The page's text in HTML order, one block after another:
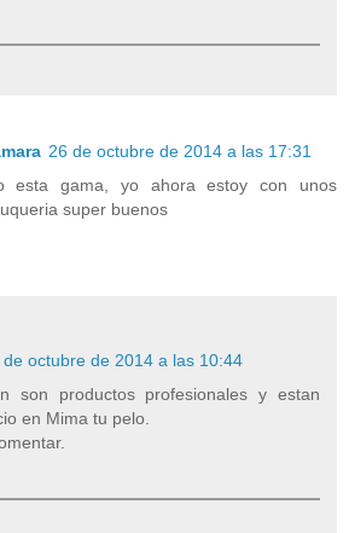
26 de octubre de 2014 a las 17:31
esta gama, yo ahora estoy con unos
super buenos
de octubre de 2014 a las 10:44
son productos profesionales y estan
en Mima tu pelo.